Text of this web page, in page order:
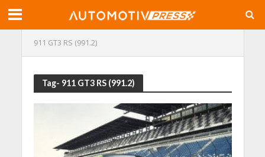
911 GT3 RS (991.2)
Tag- 911 GT3 RS (991.2)